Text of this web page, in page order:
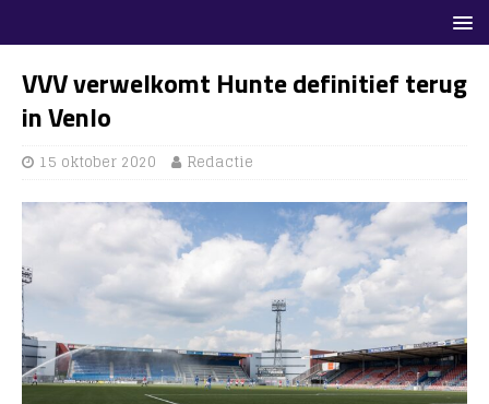
VVV verwelkomt Hunte definitief terug
in Venlo
15 oktober 2020 Redactie